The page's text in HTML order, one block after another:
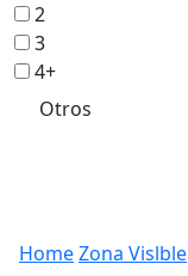
2
3
4+
Otros
HomeZona Vislble